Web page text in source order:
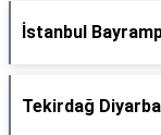
İstanbul
Tekirdağ